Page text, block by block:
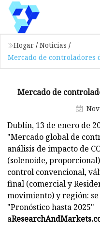
Hogar / Noticias /
Mercado de controladores
Mercado de
Dublín, 13 de enero de
"Mercado global de
análisis de impacto de
(solenoide,
control convencional,
final (comercial y
movimiento) y región:
"Pronóstico hasta 2025"
a